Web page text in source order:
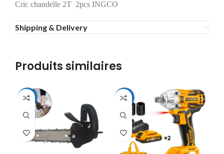
Cric chandelle 2T 2pcs INGCO
Shipping & Delivery
Produits similaires
-37% -20%